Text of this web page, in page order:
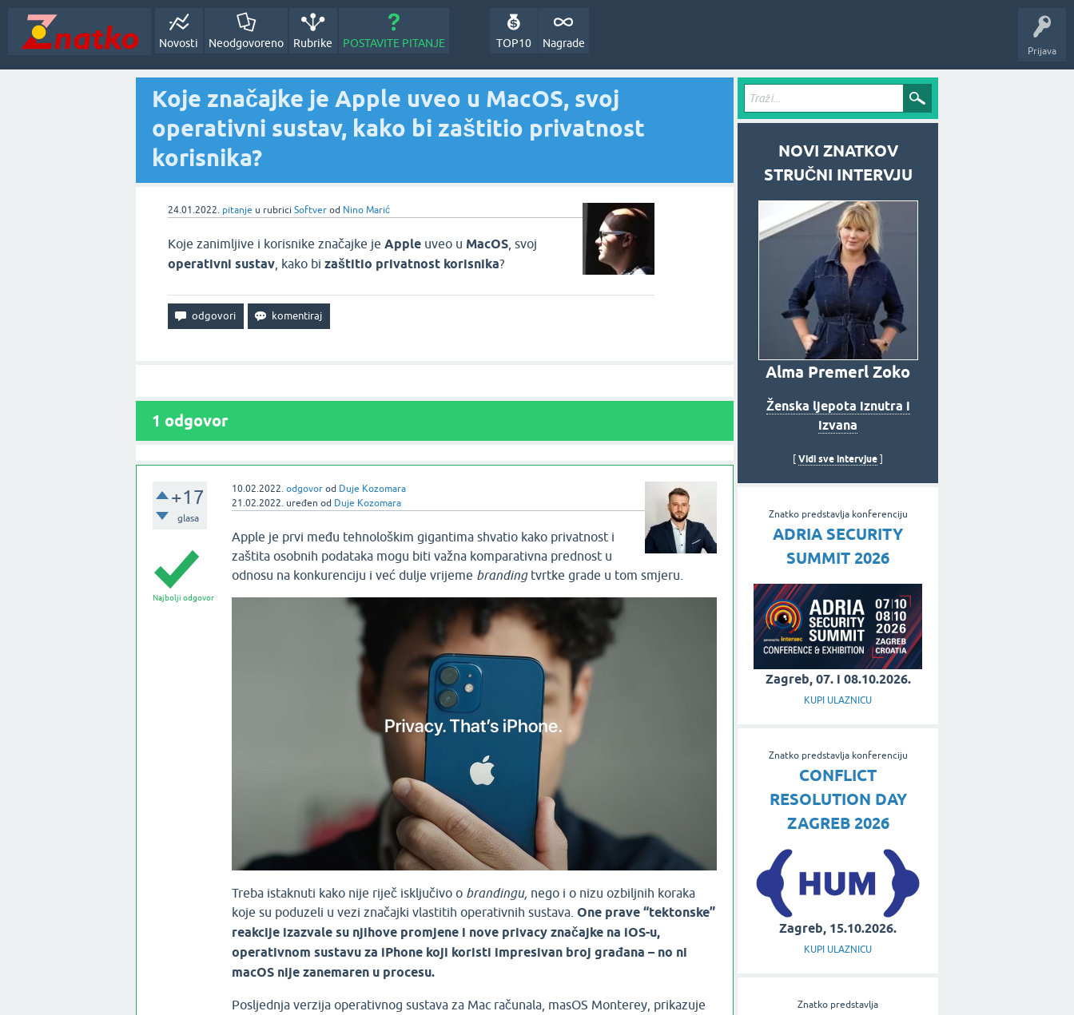
Prijava
Novosti Neodgovoreno Rubrike POSTAVITE PITANJE Nagrade
TOP10
Koje značajke je Apple uveo u MacOS, svoj
operativni sustav, kako bi zaštitio privatnost
korisnika?
24.01.2022. pitanje u rubrici Softver od Nino Marić
Koje zanimljive i korisnike značajke je Apple uveo u MacOS , svoj
operativni sustav , kako bi zaštitio privatnost korisnika?
1 odgovor
+17
glasa
10.02.2022. odgovor od Duje Kozomara
21.02.2022. uređen od Duje Kozomara
Najbolji odgovor
Apple je prvi među tehnološkim gigantima shvatio kako privatnost i
zaštita osobnih podataka mogu biti važna komparativna prednost u
odnosu na konkurenciju i već dulje vrijeme brandingtvrtke grade u tom smjeru.
Treba istaknuti kako nije riječ isključivo o brandingu, nego i o nizu ozbiljnih koraka
koje su poduzeli u vezi značajki vlastitih operativnih sustava. One prave “tektonske”
reakcije izazvale su njihove promjene i nove privacy značajke na iOS-u,
operativnom sustavu za iPhone koji koristi impresivan broj građana – no ni
macOS nije zanemaren u procesu.
Posljednja verzija operativnog sustava za Mac računala, masOS Monterey, prikazuje
NOVI ZNATKOV
STRUČNI INTERVJU
Alma Premerl Zoko
Ženska ljepota iznutra i
izvana
Vidi sve intervjue
Znatko predstavlja konferenciju
ADRIA SECURITY
SUMMIT 2026
Zagreb, 07. i 08.10.2026.
KUPI ULAZNICU
Znatko predstavlja konferenciju
CONFLICT
RESOLUTION DAY
ZAGREB 2026
Zagreb, 15.10.2026.
KUPI ULAZNICU
Znatko predstavlja